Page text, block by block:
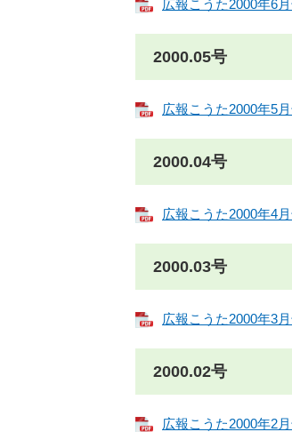
広報こうた2000年6
2000.05号
広報こうた2000年5
2000.04号
広報こうた2000年4
2000.03号
広報こうた2000年3
2000.02号
広報こうた2000年2